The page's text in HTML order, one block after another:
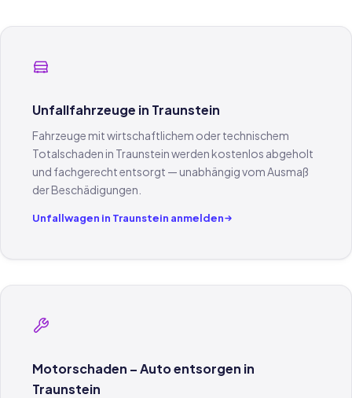
Unfallfahrzeuge in Traunstein
Fahrzeuge mit wirtschaftlichem oder technischem
Totalschaden in Traunstein werden kostenlos abgeholt
und fachgerecht entsorgt — unabhängig vom Ausmaß
der Beschädigungen.
Unfallwagen in Traunstein anmelden
Motorschaden – Auto entsorgen in
Traunstein